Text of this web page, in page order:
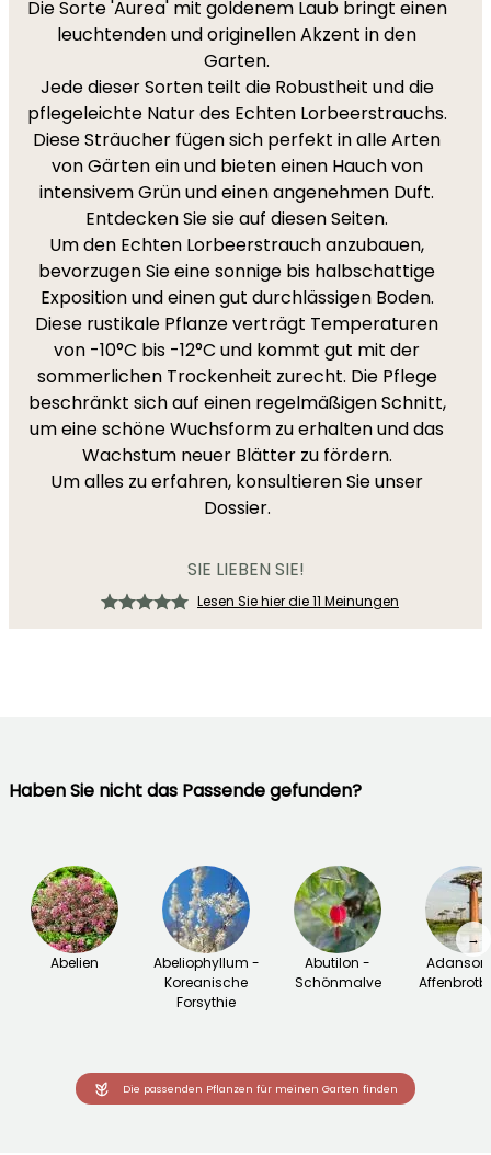
Die Sorte 'Aurea' mit goldenem Laub bringt einen
leuchtenden und originellen Akzent in den
Garten.
Jede dieser Sorten teilt die Robustheit und die
pflegeleichte Natur des Echten Lorbeerstrauchs.
Diese Sträucher fügen sich perfekt in alle Arten
von Gärten ein und bieten einen Hauch von
intensivem Grün und einen angenehmen Duft.
Entdecken Sie sie auf diesen Seiten.
Um den Echten Lorbeerstrauch anzubauen,
bevorzugen Sie eine sonnige bis halbschattige
Exposition und einen gut durchlässigen Boden.
Diese rustikale Pflanze verträgt Temperaturen
von -10°C bis -12°C und kommt gut mit der
sommerlichen Trockenheit zurecht. Die Pflege
beschränkt sich auf einen regelmäßigen Schnitt,
um eine schöne Wuchsform zu erhalten und das
Wachstum neuer Blätter zu fördern.
Um alles zu erfahren, konsultieren Sie unser
Dossier.
SIE LIEBEN SIE!
Lesen Sie hier die 11 Meinungen
Haben Sie nicht das Passende gefunden?
Abelien
Abeliophyllum -
Koreanische
Forsythie
Abutilon -
Schönmalve
→
Die passenden Pflanzen für meinen Garten finden